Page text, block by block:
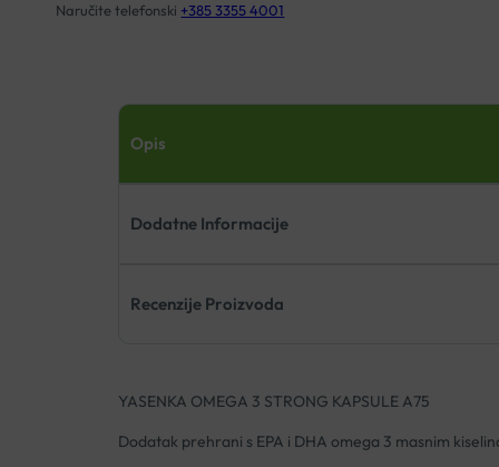
Naručite telefonski +385 3355 4001
Opis
Dodatne Informacije
Recenzije Proizvoda
YASENKA OMEGA 3 STRONG KAPSULE A75
Dodatak prehrani s EPA i DHA omega 3 masnim